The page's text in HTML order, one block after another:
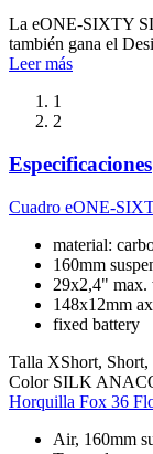
La eONE-SIXTY
también gana el
Leer más
1
2
Especificaciones
Cuadro eONE-
material:
160mm
29x2,4" max.
148x12mm
fixed battery
Talla XShort,
Color SILK
Horquilla Fox 36
Air, 160mm